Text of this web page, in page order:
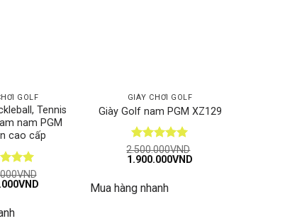
GOLF
Tennis
nam PGM
cao cấp
xếp
55
VND
VND
GIÀY CHƠI GOLF
Giày Golf nam PGM XZ129
Được xếp
hạng55
2.500.000VND
Giá
2.500.000VND.
1.900.000VND
Mua hàng nhanh